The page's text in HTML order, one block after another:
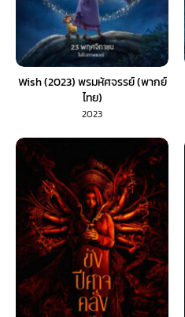
Wish (2023) พรมหัศจรรย์ (พากย์
ไทย)
2023